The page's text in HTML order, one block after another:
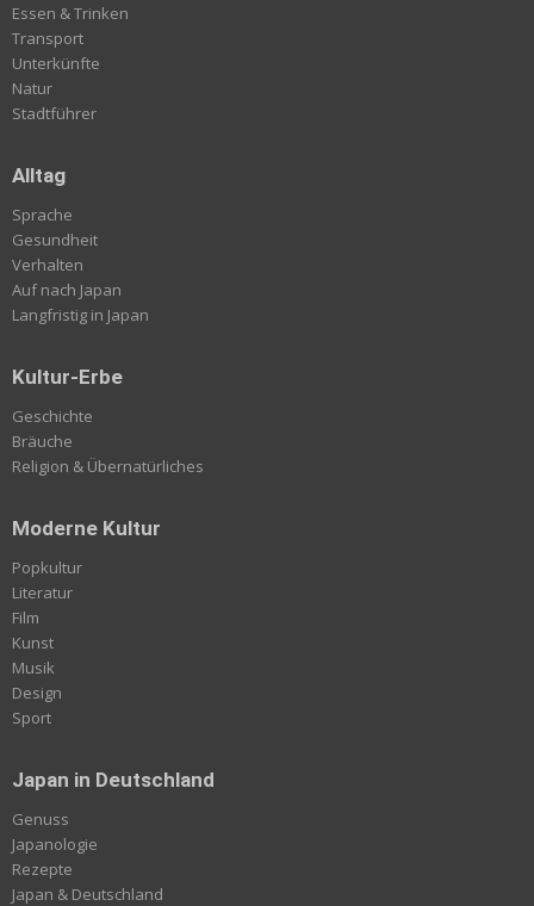
Essen & Trinken
Transport
Unterkünfte
Natur
Stadtführer
Alltag
Sprache
Gesundheit
Verhalten
Auf nach Japan
Langfristig in Japan
Kultur-Erbe
Geschichte
Bräuche
Religion & Übernatürliches
Moderne Kultur
Popkultur
Literatur
Film
Kunst
Musik
Design
Sport
Japan in Deutschland
Genuss
Japanologie
Rezepte
Japan & Deutschland